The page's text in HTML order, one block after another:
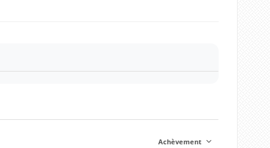
Achèvement